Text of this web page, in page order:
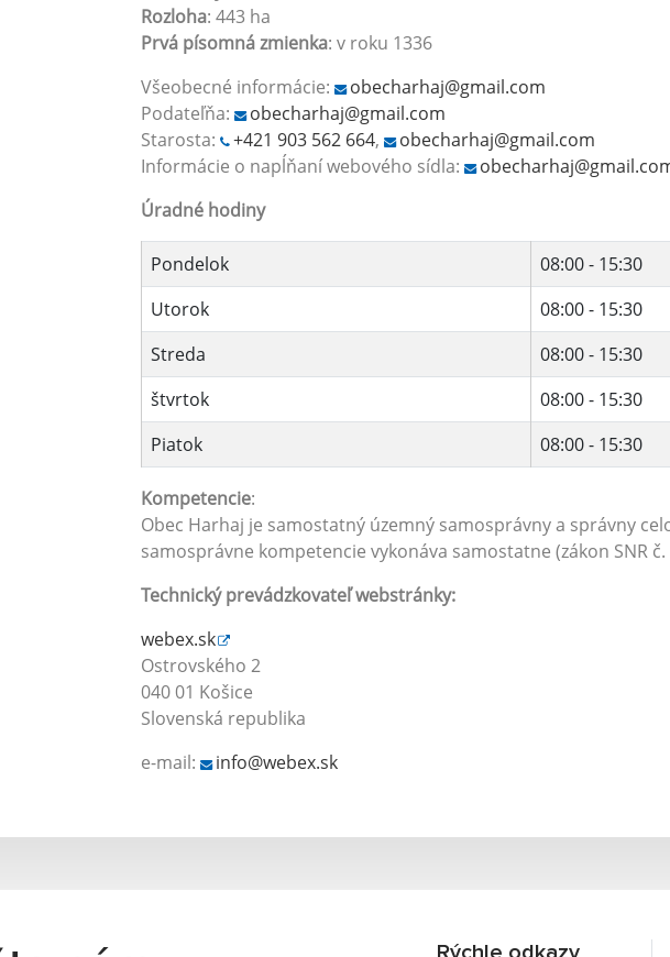
Rozloha: 443 ha
Prvá písomná zmienka: v roku 1336
Všeobecné informácie:
obecharhaj@gmail.com
Podateľňa:
obecharhaj@gmail.com
Starosta:
+421 903 562 664,
obecharhaj@gmail.com
Informácie o napĺňaní webového sídla:
Úradné hodiny
Pondelok
08:00 - 15:30
Utorok
08:00 - 15:30
Streda
08:00 - 15:30
štvrtok
08:00 - 15:30
Piatok
08:00 - 15:30
Kompetencie:
Obec Harhaj je samostatný územný samosprávny a správny
samosprávne kompetencie vykonáva samostatne (zákon SNR
Technický prevádzkovateľ webstránky:
webex.sk
Ostrovského 2
040 01 Košice
Slovenská republika
e-mail:
info@webex.sk
Rýchle odkazy